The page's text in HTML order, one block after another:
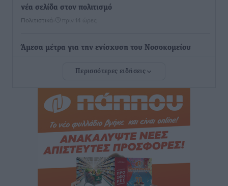
νέα σελίδα στον πολιτισμό
Πολιτιστικά πριν 14 ώρες
Άμεσα μέτρα για την ενίσχυση του Νοσοκομείου
ανακοίνωσε ο Άδωνις Γεωργιάδης
Iατρικός Σύλλογος Ροδου προς Α. Γεωργιάδη:
Στρατηγικές Προτάσεις για την Ενίσχυση της
Δημόσιας Υγείας στη Νησιωτική Ελλάδα και στα
Νοσοκομεία της Γ΄ Ζώνης
πριν 15 ώρες
Περισσότερες ειδήσεις